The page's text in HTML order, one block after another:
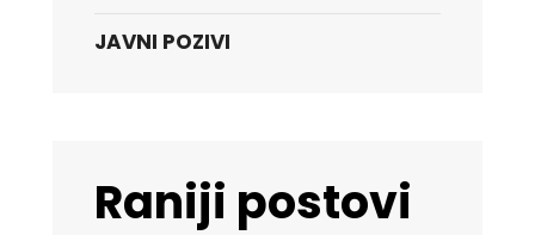
JAVNI POZIVI
Raniji postovi